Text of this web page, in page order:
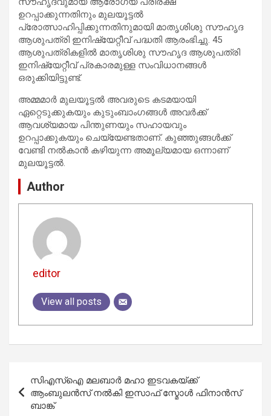
ഉറപ്പാക്കുന്നതിനും മുലയൂട്ടല്‍
പ്രോത്സാഹിപ്പിക്കുന്നതിനുമായി മാതൃശിശു സൗഹൃദ
ആശുപത്രി ഇനിഷ്യേറ്റീവ് പദ്ധതി ആരംഭിച്ചു. 45
ആശുപത്രികളില്‍ മാതൃശിശു സൗഹൃദ ആശുപത്രി
ഇനിഷ്യേറ്റീവ് പ്രകാരമുള്ള സംവിധാനങ്ങള്‍
ഒരുക്കിയിട്ടുണ്ട്.
അമ്മമാര്‍ മുലയൂട്ടല്‍ അവരുടെ കടമയായി
ഏറ്റെടുക്കുകയും കുടുംബാംഗങ്ങള്‍ അവര്‍ക്ക്
ആവശ്യമായ പിന്തുണയും സഹായവും
ഉറപ്പാക്കുകയും ചെയ്യേണ്ടതാണ്. കുഞ്ഞുങ്ങള്‍ക്ക്
വേണ്ടി നല്‍കാന്‍ കഴിയുന്ന അമൂല്യമായ ഒന്നാണ്
മുലയൂട്ടല്‍.
Author
editor
View all posts
navigation
സിഎസ്ഐ മലബാർ മഹാ ഇടവകയ്ക്ക്
ആംബുലൻസ് നൽകി ഇസാഫ് സ്മോൾ ഫിനാൻസ്
ബാങ്ക്